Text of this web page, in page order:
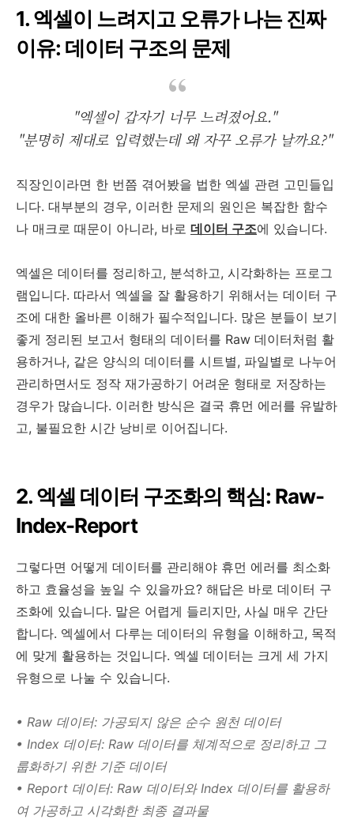
1. 엑셀이 느려지고 오류가 나는 진짜
이유: 데이터 구조의 문제
"엑셀이 갑자기 너무 느려졌어요."
"분명히 제대로 입력했는데 왜 자꾸 오류가 날까요?"
직장인이라면 한 번쯤 겪어봤을 법한 엑셀 관련 고민들입
니다. 대부분의 경우, 이러한 문제의 원인은 복잡한 함수
나 매크로 때문이 아니라, 바로 데이터 구조에 있습니다.
엑셀은 데이터를 정리하고, 분석하고, 시각화하는 프로그
램입니다. 따라서 엑셀을 잘 활용하기 위해서는 데이터 구
조에 대한 올바른 이해가 필수적입니다. 많은 분들이 보기
좋게 정리된 보고서 형태의 데이터를 Raw 데이터처럼 활
용하거나, 같은 양식의 데이터를 시트별, 파일별로 나누어
관리하면서도 정작 재가공하기 어려운 형태로 저장하는
경우가 많습니다. 이러한 방식은 결국 휴먼 에러를 유발하
고, 불필요한 시간 낭비로 이어집니다.
2. 엑셀 데이터 구조화의 핵심: Raw-
Index-Report
그렇다면 어떻게 데이터를 관리해야 휴먼 에러를 최소화
하고 효율성을 높일 수 있을까요? 해답은 바로 데이터 구
조화에 있습니다. 말은 어렵게 들리지만, 사실 매우 간단
합니다. 엑셀에서 다루는 데이터의 유형을 이해하고, 목적
에 맞게 활용하는 것입니다. 엑셀 데이터는 크게 세 가지
유형으로 나눌 수 있습니다.
• Raw 데이터: 가공되지 않은 순수 원천 데이터
• Index 데이터: Raw 데이터를 체계적으로 정리하고 그
룹화하기 위한 기준 데이터
• Report 데이터: Raw 데이터와 Index 데이터를 활용하
여 가공하고 시각화한 최종 결과물